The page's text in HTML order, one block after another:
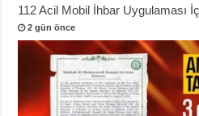
112 Acil Mobil İhbar Uygulaması
2 gün önce